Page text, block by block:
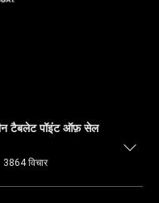
टैबलेट पॉइंट ऑफ़ सेल
3864 विचार